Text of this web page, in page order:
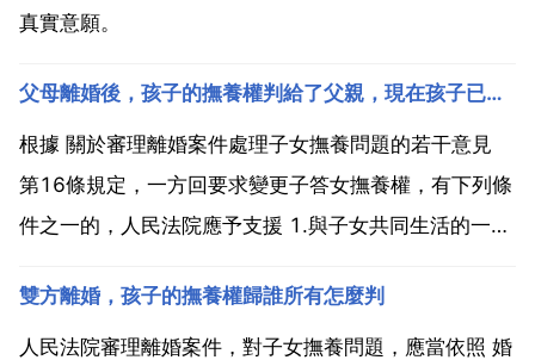
真實意願。
父母離婚後，孩子的撫養權判給了父親，現在孩子已成年想和母親一起生
根據 關於審理離婚案件處理子女撫養問題的若干意見
第16條規定，一方回要求變更子答女撫養權，有下列條
件之一的，人民法院應予支援 1.與子女共同生活的一方
同生活的一方不盡撫養義務或有虐待子女行為，或其與
子女共同生活對子女身心健康確有不利影響的 3.十...
雙方離婚，孩子的撫養權歸誰所有怎麼判
人民法院審理離婚案件，對子女撫養問題，應當依照 婚